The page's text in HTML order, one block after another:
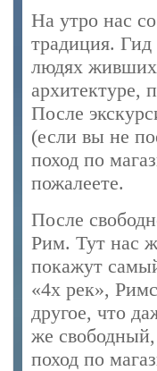
На утро нас
традиция. Гид
людях живших
архитектуре,
После
(если вы не
поход по
пожалеете.
После
Рим. Тут нас
покажут
«4х рек»,
другое, что
же
поход по